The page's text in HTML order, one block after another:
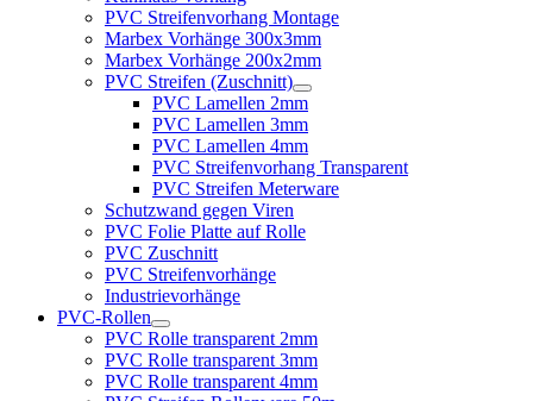
PVC Streifenvorhang Montage
Marbex Vorhänge 300x3mm
Marbex Vorhänge 200x2mm
PVC Streifen (Zuschnitt)
PVC Lamellen 2mm
PVC Lamellen 3mm
PVC Lamellen 4mm
PVC Streifenvorhang Transparent
PVC Streifen Meterware
Schutzwand gegen Viren
PVC Folie Platte auf Rolle
PVC Zuschnitt
PVC Streifenvorhänge
Industrievorhänge
PVC-Rollen
PVC Rolle transparent 2mm
PVC Rolle transparent 3mm
PVC Rolle transparent 4mm